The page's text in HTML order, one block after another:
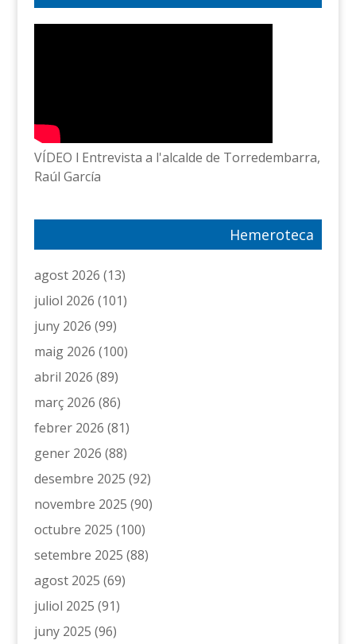
VÍDEO l Entrevista a l'alcalde de Torredembarra,
Raúl García
Hemeroteca
agost 2026 (13)
juliol 2026 (101)
juny 2026 (99)
maig 2026 (100)
abril 2026 (89)
març 2026 (86)
febrer 2026 (81)
gener 2026 (88)
desembre 2025 (92)
novembre 2025 (90)
octubre 2025 (100)
setembre 2025 (88)
agost 2025 (69)
juliol 2025 (91)
juny 2025 (96)